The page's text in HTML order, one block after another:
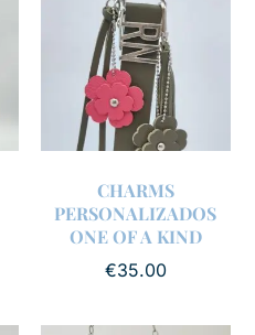
CHARMS
PERSONALIZADOS
ONE OF A KIND
€35.00